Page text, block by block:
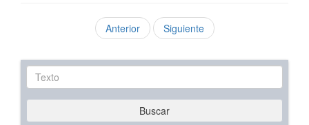
Anterior Siguiente
Texto
Buscar